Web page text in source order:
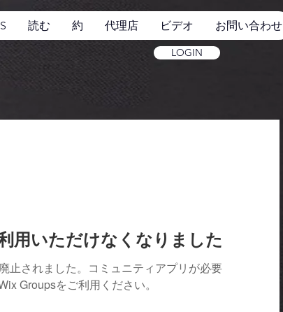
読む 約 代理店 ビデオ お問い合わせ
LOGIN
用いただけなくなりました
止されました。コミュニティアプリが必要
Groupsをご利用ください。